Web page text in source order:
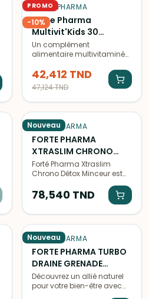
PROMO
-10%
FORTE PHARMA
Forte Pharma
Multivit'Kids 30
Comprimes
Un complément
alimentaire multivitaminé
les enfants, favorisant leur
croissance et renforçant
leur système immunitaire.
42,412 TND
47,124TND
Nouveau
FORTE PHARMA
FORTE PHARMA
XTRASLIM CHRONO
DETOX 500ML
Forté Pharma Xtraslim
Chrono Détox Minceur est
alimentaire sous forme de
solution buvable conçu
minceur. Sa formule
concentrée associe 8 actifs
d'origine végétale, des
oligo-éléments et des
extraits de plantes
reconnus pour offrir une
triple action : détox,
78,540 TND
Nouveau
FORTE PHARMA
FORTE PHARMA TURBO
DRAINE GRENADE
HIBISCUS 500ML
Découvrez un allié naturel
pour votre bien-être avec